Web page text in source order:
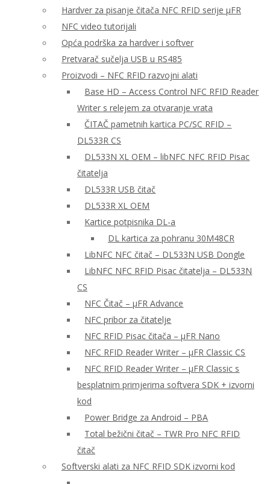
Hardver za pisanje čitača NFC RFID serije μFR
NFC video tutorijali
Opća podrška za hardver i softver
Pretvarač sučelja USB u RS485
Proizvodi – NFC RFID razvojni alati
Base HD – Access Control NFC RFID Reader
Writer s relejem za otvaranje vrata
ČITAČ pametnih kartica PC/SC RFID –
DL533R CS
DL533N XL OEM – libNFC NFC RFID Pisac
čitatelja
DL533R USB čitač
DL533R XL OEM
Kartice potpisnika DL-a
DL kartica za pohranu 30M48CR
LibNFC NFC čitač – DL533N USB Dongle
LibNFC NFC RFID Pisac čitatelja – DL533N
CS
NFC Čitač – μFR Advance
NFC pribor za čitatelje
NFC RFID Pisac čitača – μFR Nano
NFC RFID Reader Writer – μFR Classic CS
NFC RFID Reader Writer – μFR Classic s
besplatnim primjerima softvera SDK + izvorni
kod
Power Bridge za Android – PBA
Total bežični čitač – TWR Pro NFC RFID
čitač
Softverski alati za NFC RFID SDK izvorni kod